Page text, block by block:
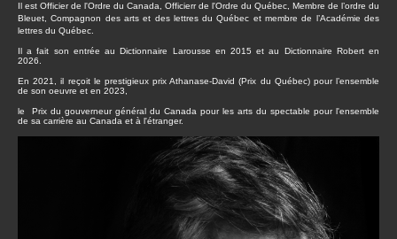
Il est Officier de l'Ordre du Canada, Officierr de l'Ordre du Québec, Membre de l’ordre du
Bleuet, Compagnon des arts et des lettres du Québec et membre de l’Académie des
lettres du Québec.
Il a fait son entrée au Dictionnaire Larousse en 2015 et au Dictionnaire Robert en
2026.
En 2021, il reçoit le prestigieux prix Athanase-David (Prix du Québec) pour l’ensemble
de son oeuvre et en 2023,
le Prix du gouverneur général du Canada pour les arts du spectable pour l'ensemble
de sa carrière au Canada et à l'étranger.